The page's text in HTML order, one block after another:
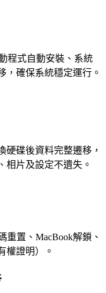
程式自動安裝、系統
，確保系統穩定運行。
硬碟後資料完整遷移，
相片及設定不遺失。
重置、MacBook解鎖、
權證明）。